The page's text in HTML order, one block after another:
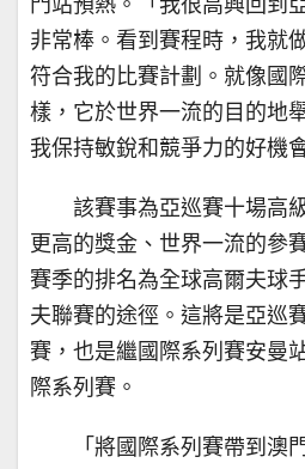
非常棒。看到賽程時，我就
符合我的比賽計劃。就像國
樣，它於世界一流的目的地
我保持敏銳和競爭力的好機會
該賽事為亞巡賽十場高
更高的獎金、世界一流的參
賽季的排名為全球高爾夫球
夫聯賽的途徑。這將是亞巡
賽，也是繼國際系列賽安曼
際系列賽。
「將國際系列賽帶到澳